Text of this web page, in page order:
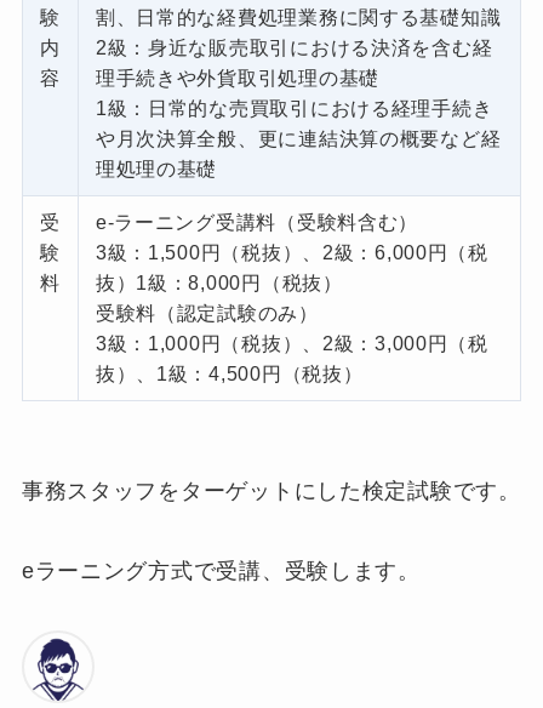
験
内
容
割、日常的な経費処理業務に関する基礎知識
2級：身近な販売取引における決済を含む経
理手続きや外貨取引処理の基礎
1級：日常的な売買取引における経理手続き
や月次決算全般、更に連結決算の概要など経
理処理の基礎
受
験
料
e-ラーニング受講料（受験料含む）
3級：1,500円（税抜）、2級：6,000円（税
抜）1級：8,000円（税抜）
受験料（認定試験のみ）
3級：1,000円（税抜）、2級：3,000円（税
抜）、1級：4,500円（税抜）
事務スタッフをターゲットにした検定試験です。
eラーニング方式で受講、受験します。